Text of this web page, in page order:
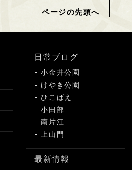
ページの先頭へ
日常ブログ
小金井公園
けやき公園
ひこばえ
小田部
南片江
上山門
最新情報